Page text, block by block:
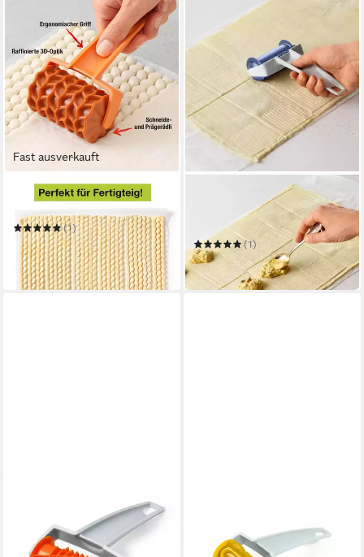
Fast ausverkauft
BETTY BOSSI
(1)
14,95 €
in 2-3 Werktagen bei dir
Teigroller Streifen-Jalousien
(1)
14,95 €
in 2-3 Werktagen bei dir
Teigroller Christmas Roller
in 2-3 Werktagen bei dir